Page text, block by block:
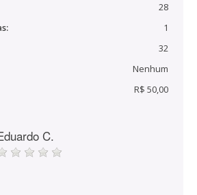
28
1
32
Nenhum
R$ 50,00
C.